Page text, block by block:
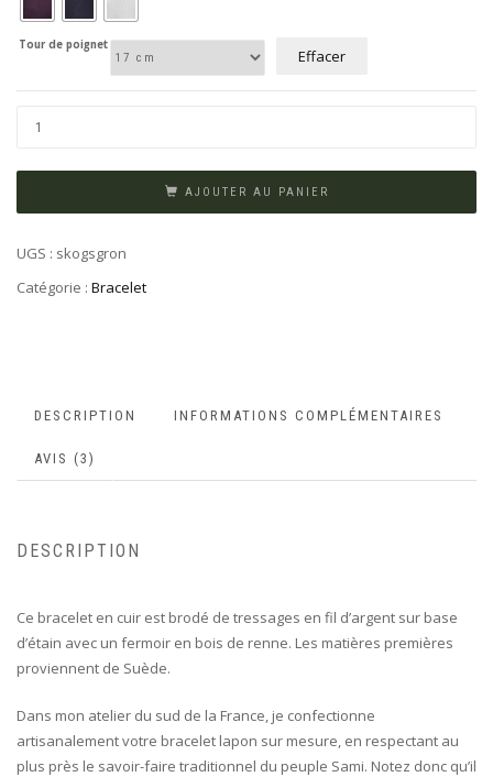
Tour de poignet
Effacer
AJOUTER AU PANIER
UGS : skogsgron
Catégorie : Bracelet
DESCRIPTION INFORMATIONS COMPLÉMENTAIRES
AVIS (3)
DESCRIPTION
Ce bracelet en cuir est brodé de tressages en fil d’argent sur base
d’étain avec un fermoir en bois de renne. Les matières premières
proviennent de Suède.
Dans mon atelier du sud de la France, je confectionne
artisanalement votre bracelet lapon sur mesure, en respectant au
plus près le savoir-faire traditionnel du peuple Sami. Notez donc qu’il